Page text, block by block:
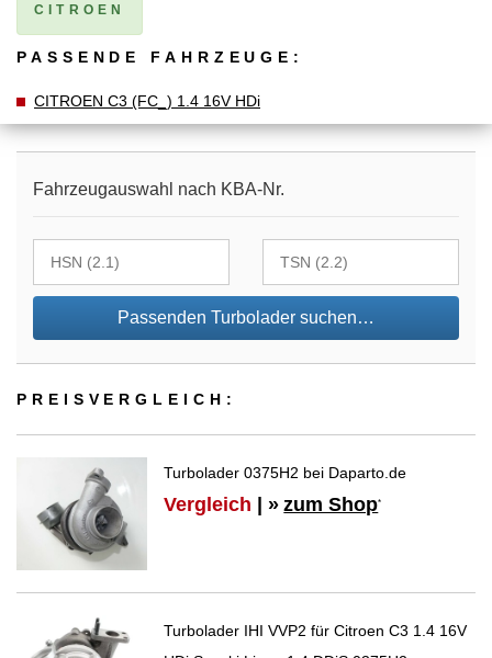
CITROEN
PASSENDE FAHRZEUGE:
CITROEN C3 (FC_) 1.4 16V HDi
Fahrzeugauswahl nach KBA-Nr.
Passenden Turbolader suchen…
PREIS­VER­GLEICH:
Turbolader 0375H2 bei Daparto.de
Vergleich | » zum Shop*
Turbolader IHI VVP2 für Citroen C3 1.4 16V